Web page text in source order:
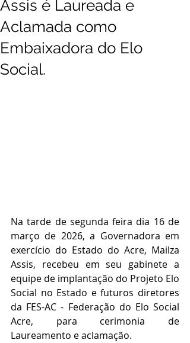
Assis é Laureada e
Aclamada como
Embaixadora do Elo
Social.
Na tarde de segunda feira dia 16 de
março de 2026, a Governadora em
exercício do Estado do Acre, Mailza
Assis, recebeu em seu gabinete a
equipe de implantação do Projeto Elo
Social no Estado e futuros diretores
da FES-AC - Federação do Elo Social
Acre, para cerimonia de
Laureamento e aclamação.